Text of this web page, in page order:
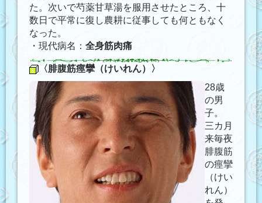
た。次いで芍薬甘草湯を服用させたところ、十
数日で平常に復し農耕に従事しても何ともなく
なった。
・現代病名： 全身筋肉痛
〈腓腹筋痙攣（けいれん）〉
28歳
の男
子。
三カ月
来毎夜
腓腹筋
の痙攣
（けい
れん）